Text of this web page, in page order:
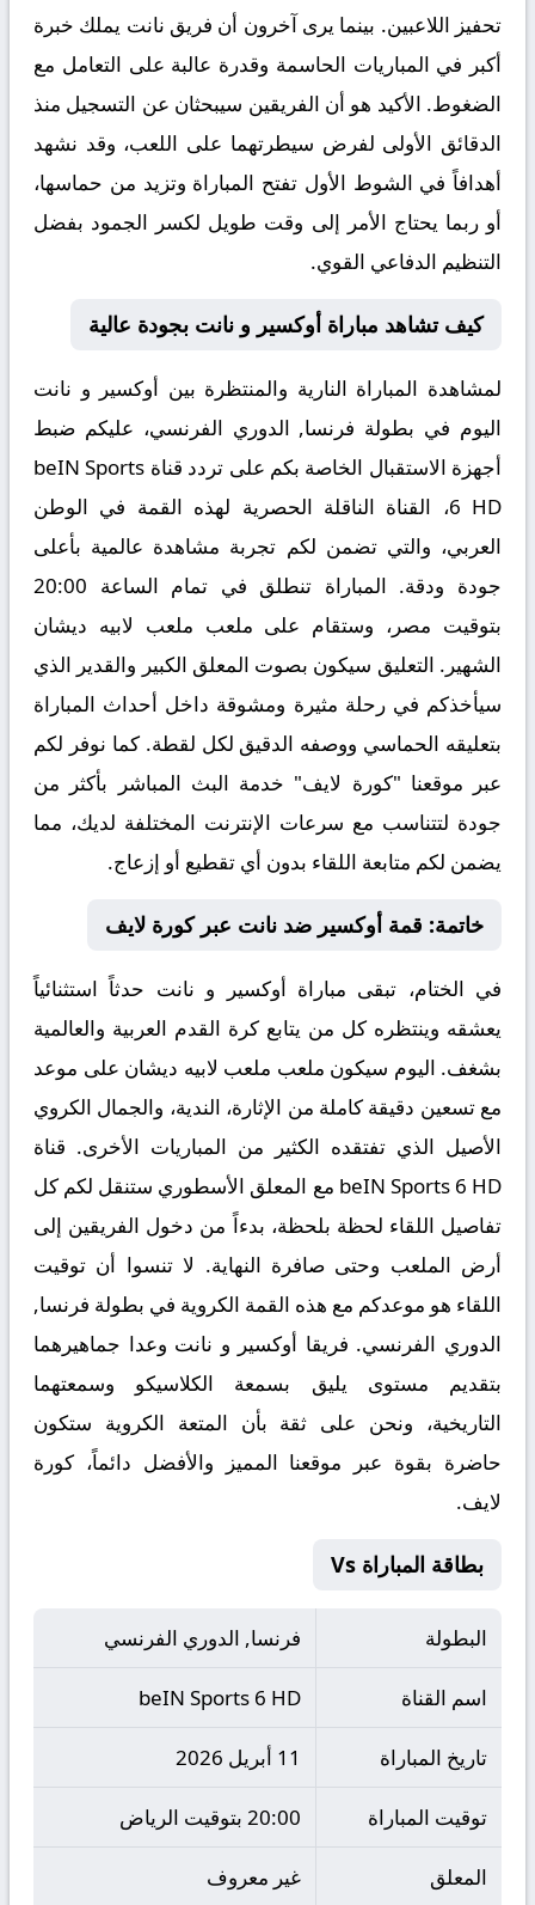
تحفيز اللاعبين. بينما يرى آخرون أن فريق نانت يملك خبرة
أكبر في المباريات الحاسمة وقدرة عالبة على التعامل مع
الضغوط. الأكيد هو أن الفريقين سيبحثان عن التسجيل منذ
الدقائق الأولى لفرض سيطرتهما على اللعب، وقد نشهد
أهدافاً في الشوط الأول تفتح المباراة وتزيد من حماسها،
أو ربما يحتاج الأمر إلى وقت طويل لكسر الجمود بفضل
التنظيم الدفاعي القوي.
كيف تشاهد مباراة أوكسير و نانت بجودة عالية
لمشاهدة المباراة النارية والمنتظرة بين أوكسير و نانت
اليوم في بطولة فرنسا, الدوري الفرنسي، عليكم ضبط
أجهزة الاستقبال الخاصة بكم على تردد قناة beIN Sports
6 HD، القناة الناقلة الحصرية لهذه القمة في الوطن
العربي، والتي تضمن لكم تجربة مشاهدة عالمية بأعلى
جودة ودقة. المباراة تنطلق في تمام الساعة 20:00
بتوقيت مصر، وستقام على ملعب ملعب لابيه ديشان
الشهير. التعليق سيكون بصوت المعلق الكبير والقدير الذي
سيأخذكم في رحلة مثيرة ومشوقة داخل أحداث المباراة
بتعليقه الحماسي ووصفه الدقيق لكل لقطة. كما نوفر لكم
عبر موقعنا "كورة لايف" خدمة البث المباشر بأكثر من
جودة لتتناسب مع سرعات الإنترنت المختلفة لديك، مما
يضمن لكم متابعة اللقاء بدون أي تقطيع أو إزعاج.
خاتمة: قمة أوكسير ضد نانت عبر كورة لايف
في الختام، تبقى مباراة أوكسير و نانت حدثاً استثنائياً
يعشقه وينتظره كل من يتابع كرة القدم العربية والعالمية
بشغف. اليوم سيكون ملعب ملعب لابيه ديشان على موعد
مع تسعين دقيقة كاملة من الإثارة، الندية، والجمال الكروي
الأصيل الذي تفتقده الكثير من المباريات الأخرى. قناة
beIN Sports 6 HD مع المعلق الأسطوري ستنقل لكم كل
تفاصيل اللقاء لحظة بلحظة، بدءاً من دخول الفريقين إلى
أرض الملعب وحتى صافرة النهاية. لا تنسوا أن توقيت
اللقاء هو موعدكم مع هذه القمة الكروية في بطولة فرنسا,
الدوري الفرنسي. فريقا أوكسير و نانت وعدا جماهيرهما
بتقديم مستوى يليق بسمعة الكلاسيكو وسمعتهما
التاريخية، ونحن على ثقة بأن المتعة الكروية ستكون
حاضرة بقوة عبر موقعنا المميز والأفضل دائماً، كورة
لايف.
بطاقة المباراة Vs
البطولة فرنسا, الدوري الفرنسي
اسم القناة beIN Sports 6 HD
تاريخ المباراة 11 أبريل 2026
توقيت المباراة 20:00 بتوقيت الرياض
المعلق غير معروف